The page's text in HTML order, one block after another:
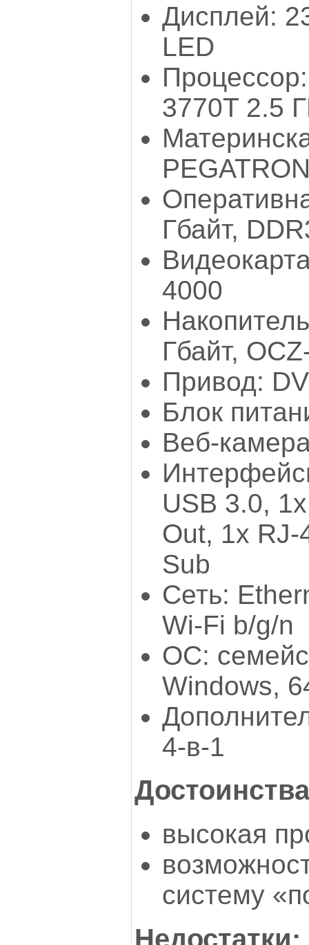
Дисплей:
LED
3770T 2.5
Гбайт,
4000
Гбайт,
Привод:
Блок
Веб-
USB 3.0,
Out, 1x RJ-
Sub
Сеть:
Wi-Fi b/g/n
ОС:
Windows,
4-в-1
высокая
систему
Недостатки: